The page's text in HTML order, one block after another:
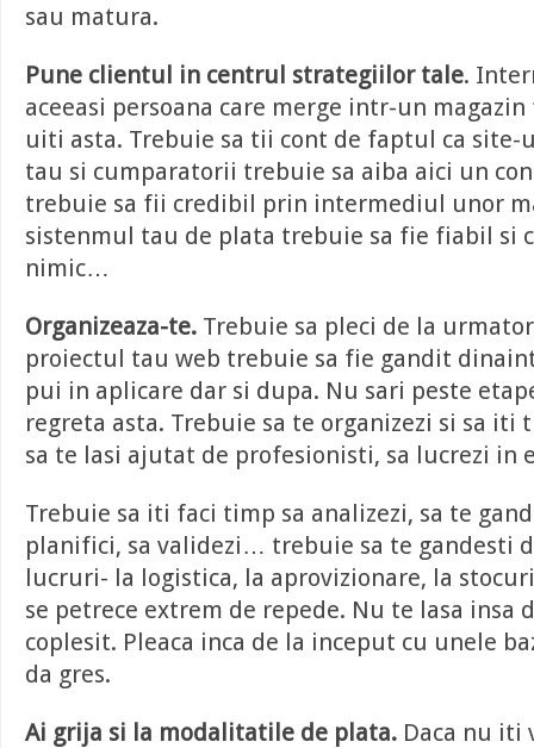
sau matura.
Pune clientul in centrul strategiilor tale.
aceeasi persoana care merge intr-un
uiti asta. Trebuie sa tii cont de faptul ca site-
tau si cumparatorii trebuie sa aiba aici un
trebuie sa fii credibil prin intermediul unor
sistenmul tau de plata trebuie sa fie fiabil si
nimic…
Organizeaza-te. Trebuie sa pleci de la
proiectul tau web trebuie sa fie gandit
pui in aplicare dar si dupa. Nu sari peste
regreta asta. Trebuie sa te organizezi si sa
sa te lasi ajutat de profesionisti, sa lucrezi in
Trebuie sa iti faci timp sa analizezi, sa te
planifici, sa validezi… trebuie sa te gandesti
lucruri- la logistica, la aprovizionare, la
se petrece extrem de repede. Nu te lasa insa
coplesit. Pleaca inca de la inceput cu unele
da gres.
Ai grija si la modalitatile de plata. Daca nu iti